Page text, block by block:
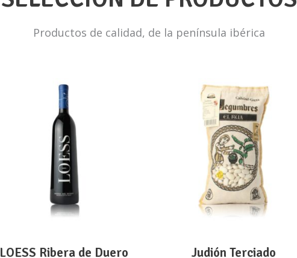
Productos de calidad, de la península ibérica
ADD TO CART
LOESS Ribera de Duero
ADD TO CART
Judión Terciado